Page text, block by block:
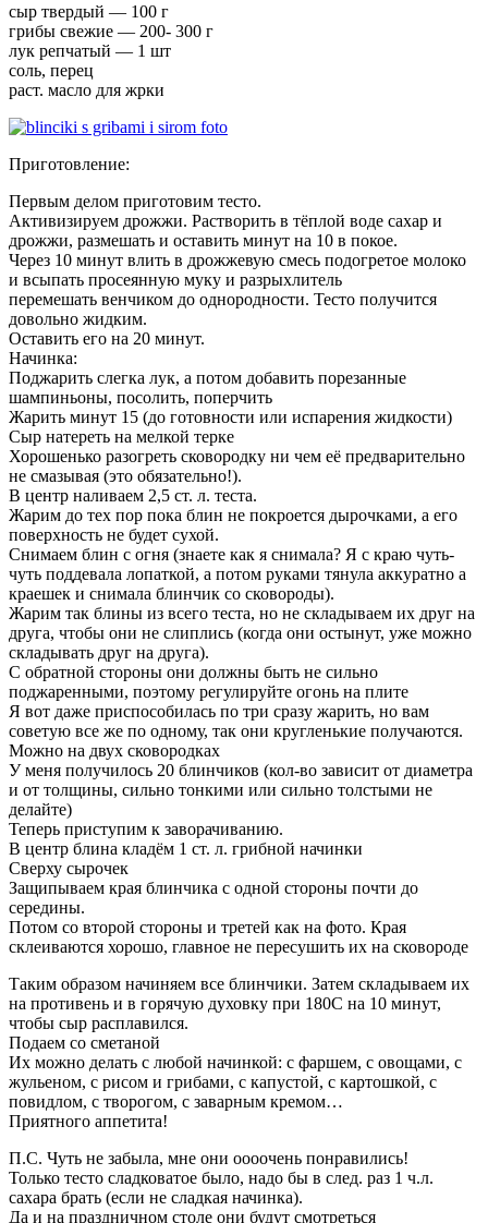
сыр твердый — 100 г
грибы свежие — 200- 300 г
лук репчатый — 1 шт
соль, перец
раст. масло для жрки
Приготовление:
Первым делом приготовим тесто.
Активизируем дрожжи. Растворить в тёплой воде сахар и
дрожжи, размешать и оставить минут на 10 в покое.
Через 10 минут влить в дрожжевую смесь подогретое молоко
и всыпать просеянную муку и разрыхлитель
перемешать венчиком до однородности. Тесто получится
довольно жидким.
Оставить его на 20 минут.
Начинка:
Поджарить слегка лук, а потом добавить порезанные
шампиньоны, посолить, поперчить
Жарить минут 15 (до готовности или испарения жидкости)
Сыр натереть на мелкой терке
Хорошенько разогреть сковородку ни чем её предварительно
не смазывая (это обязательно!).
В центр наливаем 2,5 ст. л. теста.
Жарим до тех пор пока блин не покроется дырочками, а его
поверхность не будет сухой.
Снимаем блин с огня (знаете как я снимала? Я с краю чуть-
чуть поддевала лопаткой, а потом руками тянула аккуратно а
краешек и снимала блинчик со сковороды).
Жарим так блины из всего теста, но не складываем их друг на
друга, чтобы они не слиплись (когда они остынут, уже можно
складывать друг на друга).
С обратной стороны они должны быть не сильно
поджаренными, поэтому регулируйте огонь на плите
Я вот даже приспособилась по три сразу жарить, но вам
советую все же по одному, так они кругленькие получаются.
Можно на двух сковородках
У меня получилось 20 блинчиков (кол-во зависит от диаметра
и от толщины, сильно тонкими или сильно толстыми не
делайте)
Теперь приступим к заворачиванию.
В центр блина кладём 1 ст. л. грибной начинки
Сверху сырочек
Защипываем края блинчика с одной стороны почти до
середины.
Потом со второй стороны и третей как на фото. Края
склеиваются хорошо, главное не пересушить их на сковороде
Таким образом начиняем все блинчики. Затем складываем их
на противень и в горячую духовку при 180С на 10 минут,
чтобы сыр расплавился.
Подаем со сметаной
Их можно делать с любой начинкой: с фаршем, с овощами, с
жульеном, с рисом и грибами, с капустой, с картошкой, с
повидлом, с творогом, с заварным кремом…
Приятного аппетита!
П.С. Чуть не забыла, мне они оооочень понравились!
Только тесто сладковатое было, надо бы в след. раз 1 ч.л.
сахара брать (если не сладкая начинка).
Да и на праздничном столе они будут смотреться